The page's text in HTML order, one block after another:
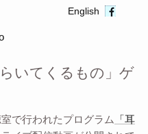
English
いてくるもの」ゲ
で行われたプログラム
「耳